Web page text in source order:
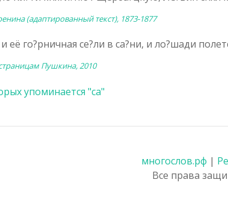
(адаптированный текст), 1873-1877
её го?рничная се?ли в са?ни, и ло?шади
Пушкина, 2010
упоминается "са"
многослов.рф |
Все права